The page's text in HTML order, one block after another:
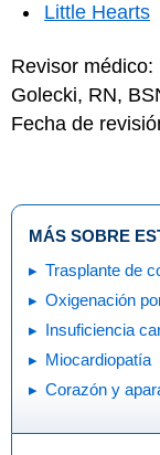
Little Hearts
Revisor
Golecki, RN,
Fecha de
MÁS SOBRE
Trasplante de
Oxigenación
Insuficiencia
Miocardiopatía